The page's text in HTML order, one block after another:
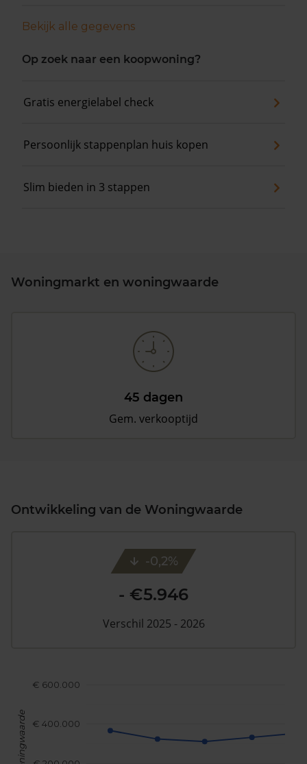
Bekijk alle gegevens
Op zoek naar een koopwoning?
Gratis energielabel check
Persoonlijk stappenplan huis kopen
Slim bieden in 3 stappen
Woningmarkt en woningwaarde
45 dagen
Gem. verkooptijd
Ontwikkeling van de Woningwaarde
€ 400.000
€ 600.000
Woningwaarde
-0,2%
- €5.946
Verschil 2025 - 2026